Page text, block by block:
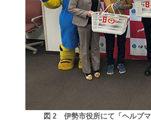
図 2 伊勢市役所にて「ヘルプ